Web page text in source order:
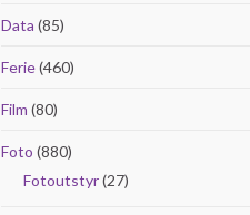
Data (85)
Ferie(460)
Film (80)
Foto (880)
Fotoutstyr(27)